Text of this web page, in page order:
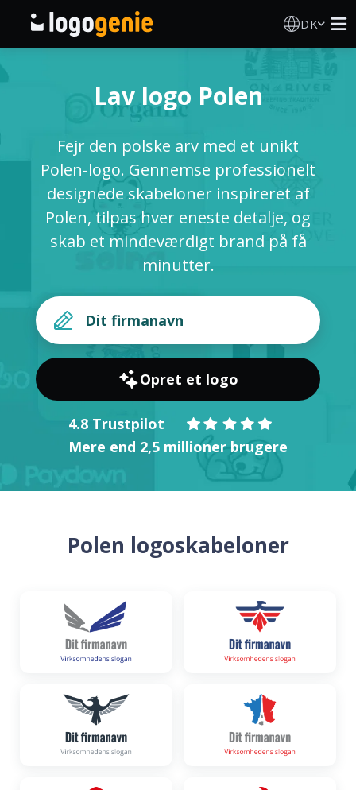
DK
AI logogenerator
Logoidéer
Trykte produkter
LOG IND
Lav logo Polen
Fejr den polske arv med et unikt
Polen-logo. Gennemse professionelt
designede skabeloner inspireret af
Polen, tilpas hver eneste detalje, og
skab et mindeværdigt brand på få
minutter.
Opret et logo
4.8 Trustpilot
Mere end 2,5 millioner brugere
Polen logoskabeloner